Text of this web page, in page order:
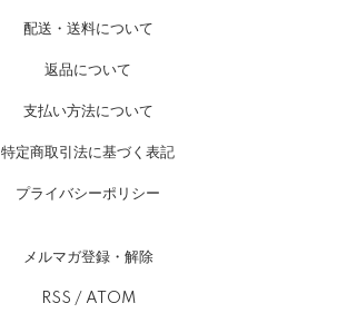
配送・送料について
返品について
支払い方法について
特定商取引法に基づく表記
プライバシーポリシー
メルマガ登録・解除
RSS / ATOM